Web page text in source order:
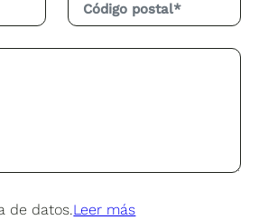
de datos.Leer más